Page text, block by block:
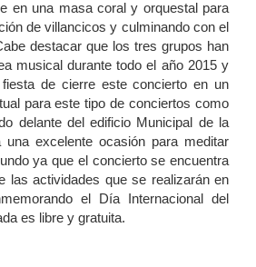
en una masa coral y orquestal para
de villancicos y culminando con el
destacar que los tres grupos han
musical durante todo el año 2015 y
de cierre este concierto en un
para este tipo de conciertos como
delante del edificio Municipal de la
una excelente ocasión para meditar
ya que el concierto se encuentra
las actividades que se realizarán en
el Día Internacional del
es libre y gratuita.